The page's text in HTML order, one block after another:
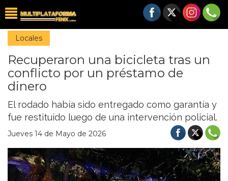
Locales
Recuperaron una bicicleta tras un
conflicto por un préstamo de
dinero
El rodado había sido entregado como garantía y
fue restituido luego de una intervención policial.
Jueves 14 de Mayo de 2026